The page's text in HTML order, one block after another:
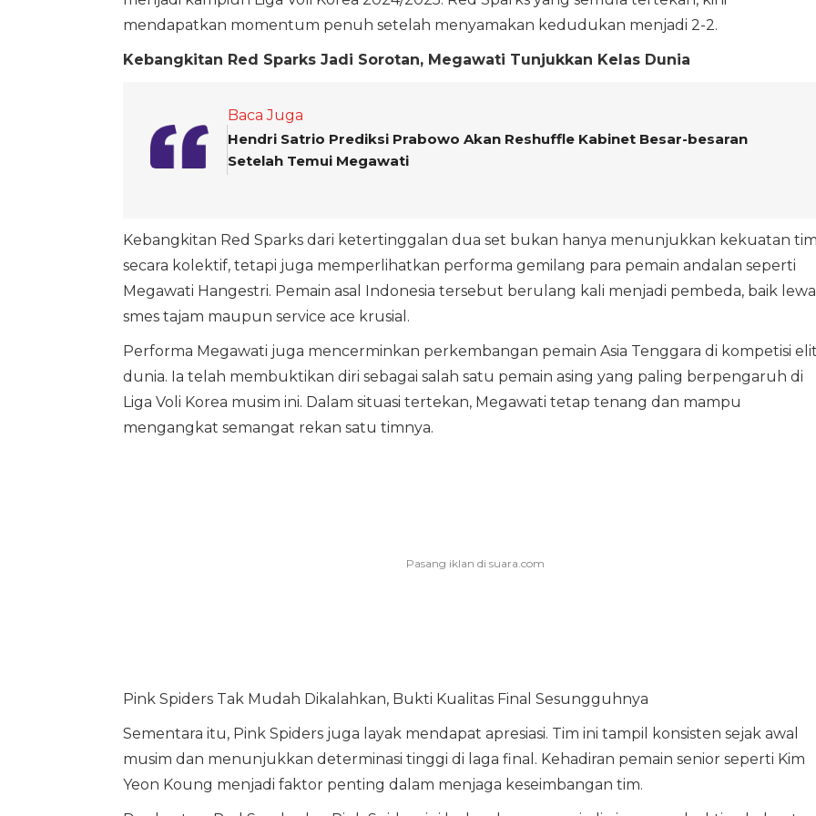
mendapatkan momentum penuh setelah menyamakan kedudukan menjadi 2-2.
Kebangkitan Red Sparks Jadi Sorotan, Megawati Tunjukkan Kelas Dunia
Baca Juga
Hendri Satrio Prediksi Prabowo Akan Reshuffle Kabinet Besar-besaran
Setelah Temui Megawati
Kebangkitan Red Sparks dari ketertinggalan dua set bukan hanya menunjukkan kekuatan tim
secara kolektif, tetapi juga memperlihatkan performa gemilang para pemain andalan seperti
Megawati Hangestri. Pemain asal Indonesia tersebut berulang kali menjadi pembeda, baik
smes tajam maupun service ace krusial.
Performa Megawati juga mencerminkan perkembangan pemain Asia Tenggara di kompetisi elit
dunia. Ia telah membuktikan diri sebagai salah satu pemain asing yang paling berpengaruh di
Liga Voli Korea musim ini. Dalam situasi tertekan, Megawati tetap tenang dan mampu
mengangkat semangat rekan satu timnya.
Pink Spiders Tak Mudah Dikalahkan, Bukti Kualitas Final Sesungguhnya
Sementara itu, Pink Spiders juga layak mendapat apresiasi. Tim ini tampil konsisten sejak awal
musim dan menunjukkan determinasi tinggi di laga final. Kehadiran pemain senior seperti Kim
Yeon Koung menjadi faktor penting dalam menjaga keseimbangan tim.